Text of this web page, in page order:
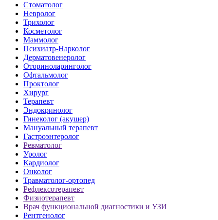
Стоматолог
Невролог
Трихолог
Косметолог
Маммолог
Психиатр-Нарколог
Дерматовенеролог
Оториноларинголог
Офтальмолог
Проктолог
Хирург
Терапевт
Эндокринолог
Гинеколог (акушер)
Мануальный терапевт
Гастроэнтеролог
Ревматолог
Уролог
Кардиолог
Онколог
Травматолог-ортопед
Рефлексотерапевт
Физиотерапевт
Врач функциональной диагностики и УЗИ
Рентгенолог